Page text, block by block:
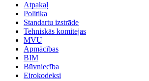
Atpakaļ
Politika
Standartu izstrāde
Tehniskās komitejas
MVU
Apmācības
BIM
Būvniecība
Eirokodeksi